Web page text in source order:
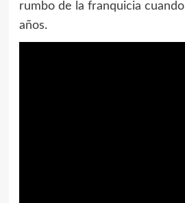
rumbo de la franquicia
años.